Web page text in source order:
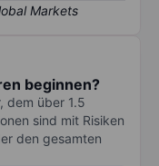
beginnen?
dem über 1.5
sind mit Risiken
den gesamten